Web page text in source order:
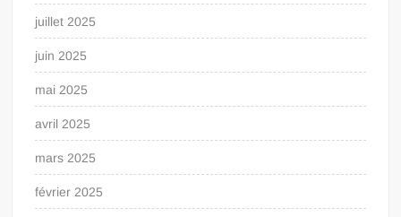
juillet 2025
juin 2025
mai 2025
avril 2025
mars 2025
février 2025